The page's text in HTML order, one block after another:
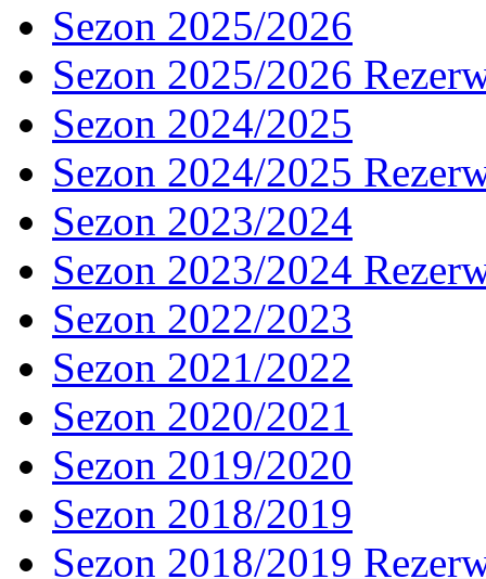
Sezon 2025/2026
Sezon 2025/2026
Sezon 2024/2025
Sezon 2024/2025
Sezon 2023/2024
Sezon 2023/2024
Sezon 2022/2023
Sezon 2021/2022
Sezon 2020/2021
Sezon 2019/2020
Sezon 2018/2019
Sezon 2018/2019